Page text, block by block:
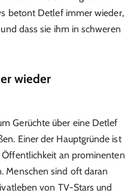
betont Detlef immer wieder,
dass sie ihm in schweren
wieder
Gerüchte über eine Detlef
Einer der Hauptgründe ist
an prominenten
Menschen sind oft daran
von TV-Stars und